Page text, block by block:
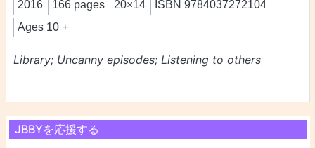
JBBYを応援する
2016
166 pages 20×14
ISBN 9784037272104
Ages 10 +
Library; Uncanny episodes; Listening to others